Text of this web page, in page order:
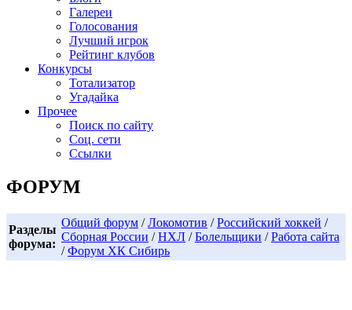
Галереи
Голосования
Лучший игрок
Рейтинг клубов
Конкурсы
Тотализатор
Угадайка
Прочее
Поиск по сайту
Соц. сети
Ссылки
ФОРУМ
Разделы
форума:
Общий форум /Локомотив /Российский хоккей /
Сборная России /НХЛ /Болельщики /Работа сайта
/Форум ХК Сибирь